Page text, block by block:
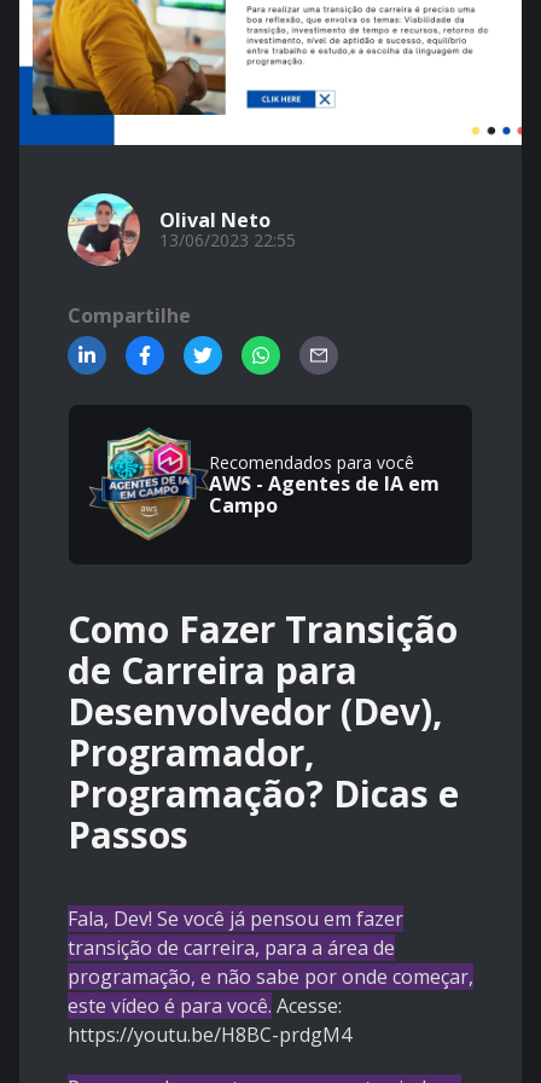
Olival Neto
13/06/2023 22:55
Compartilhe
Recomendados para você
AWS - Agentes de IA em
Campo
Como Fazer Transição
de Carreira para
Desenvolvedor (Dev),
Programador,
Programação? Dicas e
Passos
Fala, Dev! Se você já pensou em fazer
transição de carreira, para a área de
programação, e não sabe por onde começar,
este vídeo é para você. Acesse:
https://youtu.be/H8BC-prdgM4